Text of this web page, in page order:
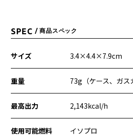
SPEC / 商品スペック
サイズ 3.4×4.4×7.9cm
重量 73g（ケース、ガス
最高出力 2,143kcal/h
使用可能燃料 イソプロ